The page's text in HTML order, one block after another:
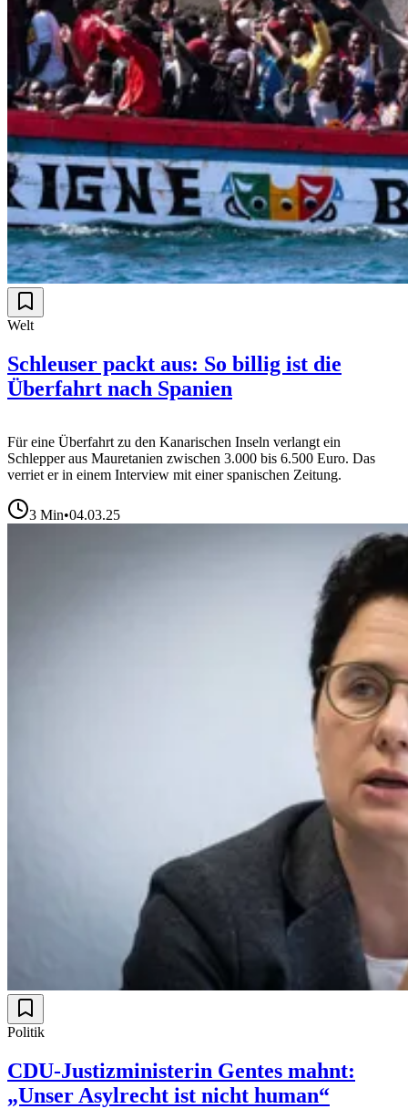
Welt
Schleuser packt aus: So billig ist die
Überfahrt nach Spanien
Für eine Überfahrt zu den Kanarischen Inseln verlangt ein
Schlepper aus Mauretanien zwischen 3.000 bis 6.500 Euro. Das
verriet er in einem Interview mit einer spanischen Zeitung.
3 Min•04.03.25
Politik
CDU-Justizministerin Gentes mahnt:
„Unser Asylrecht ist nicht human“